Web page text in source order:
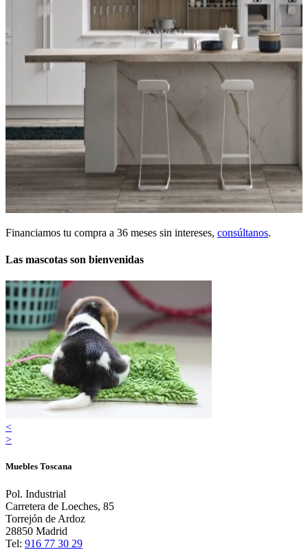
Financiamos tu compra a 36 meses sin intereses, consúltanos.
Las mascotas son bienvenidas
<
>
Muebles Toscana
Pol. Industrial
Carretera de Loeches, 85
Torrejón de Ardoz
28850 Madrid
Tel: 916 77 30 29